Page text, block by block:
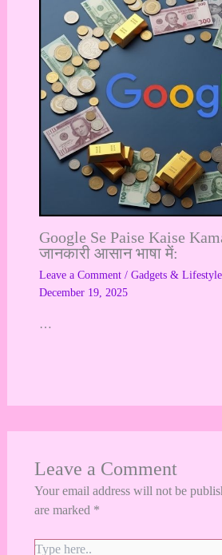
Google Se Paise Kaise
जानकारी आसान भाषा में:
Leave a Comment / Gadgets & Lifestyle
December 19, 2025
…
Leave a Comment
Your email address will not be
are marked *
Type